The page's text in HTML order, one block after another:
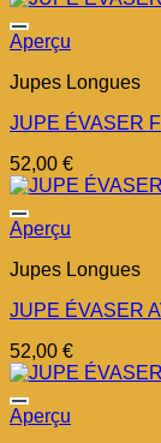
Aperçu
Jupes Longues
JUPE ÉVASER
52,00 €
Aperçu
Jupes Longues
JUPE ÉVASER
52,00 €
Aperçu